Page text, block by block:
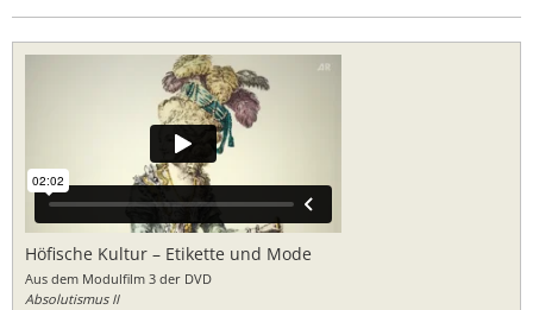
Höfische Kultur – Etikette und Mode
Aus dem Modulfilm 3 der DVD
Absolutismus II